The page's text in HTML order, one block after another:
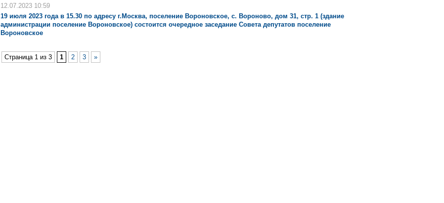
12.07.2023 10:59
19 июля 2023 года в 15.30 по адресу г.Москва, поселение Вороновское, с. Вороново, дом 31, стр. 1 (здание
администрации поселение Вороновское) состоится очередное заседание Совета депутатов поселение
Вороновское
Страница 1 из 3 1 2 3 »